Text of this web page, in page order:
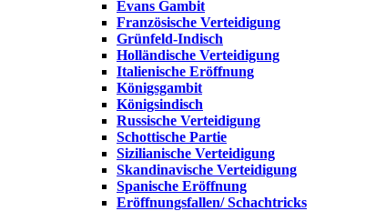
Evans Gambit
Französische Verteidigung
Grünfeld-Indisch
Holländische Verteidigung
Italienische Eröffnung
Königsgambit
Königsindisch
Russische Verteidigung
Schottische Partie
Sizilianische Verteidigung
Skandinavische Verteidigung
Spanische Eröffnung
Eröffnungsfallen/ Schachtricks